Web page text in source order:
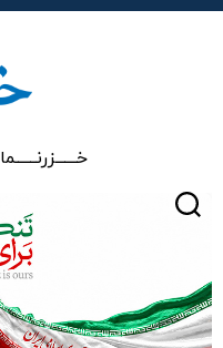
خـــــــزرنـــــــما